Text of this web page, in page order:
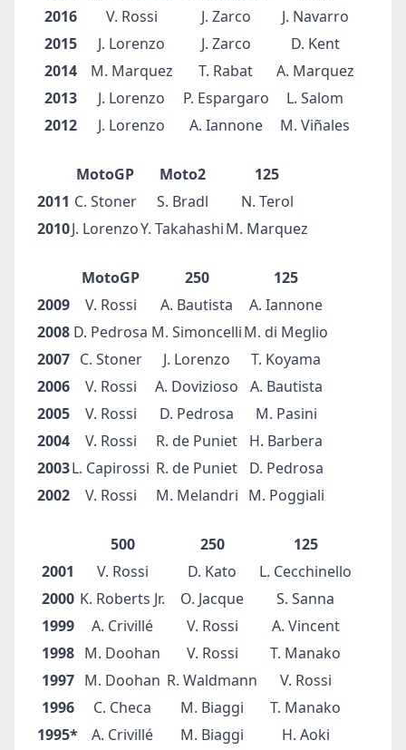
2016
V. Rossi J. Zarco
J. Navarro
2015
J. Lorenzo J. Zarco
D. Kent
2014
M. Marquez T. Rabat
A. Marquez
2013
J. Lorenzo P. Espargaro
L. Salom
2012
J. Lorenzo A. Iannone M. Viñales
MotoGP Moto2
125
2011 C. Stoner S. Bradl
N. Terol
2010J. LorenzoY. TakahashiM. Marquez
MotoGP 250
125
2009
V. Rossi A. Bautista
A. Iannone
2008 D. Pedrosa M. SimoncelliM. di Meglio
2007 C. Stoner J. Lorenzo
T. Koyama
2006
V. Rossi A. Dovizioso
A. Bautista
2005
V. Rossi D. Pedrosa
M. Pasini
2004
V. Rossi R. de Puniet
H. Barbera
2003L. Capirossi R. de Puniet
D. Pedrosa
2002
V. Rossi M. Melandri M. Poggiali
500 250
125
2001
V. Rossi D. Kato
L. Cecchinello
2000 K. Roberts Jr. O. Jacque
S. Sanna
1999
A. Crivillé V. Rossi
A. Vincent
1998 M. Doohan V. Rossi
T. Manako
1997 M. Doohan R. Waldmann
V. Rossi
1996
C. Checa M. Biaggi
T. Manako
1995*
A. Crivillé M. Biaggi
H. Aoki